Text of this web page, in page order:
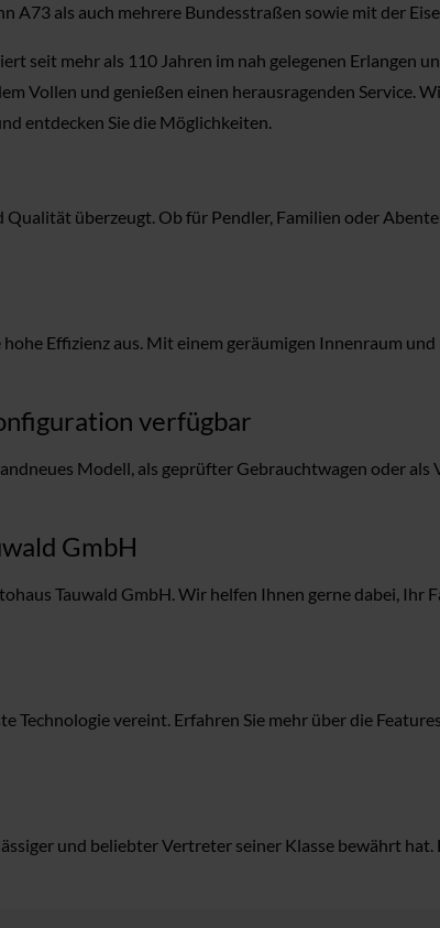
als auch mehrere Bundesstraßen sowie mit der
seit mehr als 110 Jahren im nah gelegenen Erlangen
Vollen und genießen einen herausragenden Service.
entdecken Sie die Möglichkeiten.
überzeugt. Ob für Pendler, Familien oder
Effizienz aus. Mit einem geräumigen Innenraum
verfügbar
Modell, als geprüfter Gebrauchtwagen oder
GmbH
Tauwald GmbH. Wir helfen Ihnen gerne dabei, Ihr
vereint. Erfahren Sie mehr über die
und beliebter Vertreter seiner Klasse bewährt